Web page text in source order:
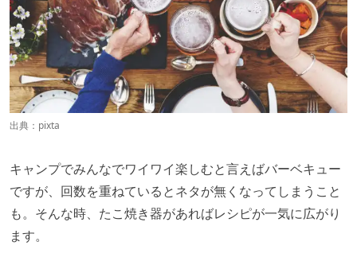
出典： pixta
キャンプでみんなでワイワイ楽しむと言えばバーベキュー
ですが、回数を重ねているとネタが無くなってしまうこと
も。そんな時、たこ焼き器があればレシピが一気に広がり
ます。